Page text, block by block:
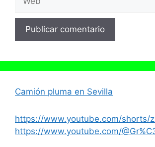
Camión pluma en Sevilla
https://www.youtube.com/shorts/
https://www.youtube.com/